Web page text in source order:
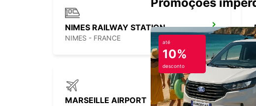
NIMES RAILWAY STATION
NIMES - FRANCE
MARSEILLE AIRPORT
Promoções
até
10%
desconto